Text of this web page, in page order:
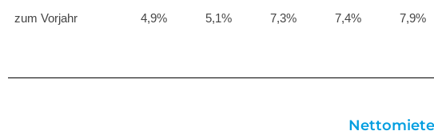
zum Vorjahr 4,9% 5,1% 7,3% 7,4% 7,9%